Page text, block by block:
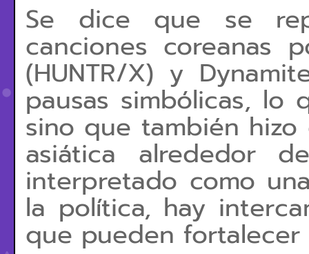
Se dice que se
canciones coreanas
(HUNTR/X) y
pausas simbólicas,
sino que también
asiática alrededor
interpretado como
la política, hay
que pueden fortalecer